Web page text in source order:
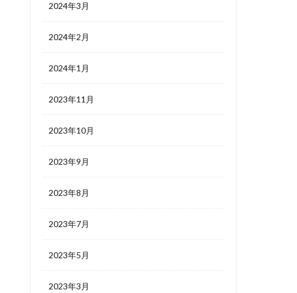
2024年3月
2024年2月
2024年1月
2023年11月
2023年10月
2023年9月
2023年8月
2023年7月
2023年5月
2023年3月